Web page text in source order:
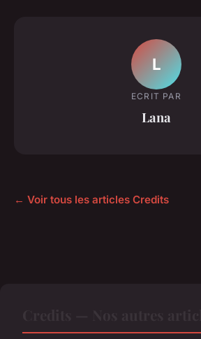
L
ECRIT PAR
Lana
← Voir tous les articles Credits